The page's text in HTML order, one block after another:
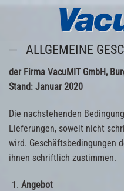
ALLGEMEINE
der Firma VacuMIT GmbH,
Stand: Januar 2020
Die nachstehenden
Lieferungen, soweit nicht
wird. Geschäftsbedingungen
ihnen schriftlich zustimmen.
Angebot